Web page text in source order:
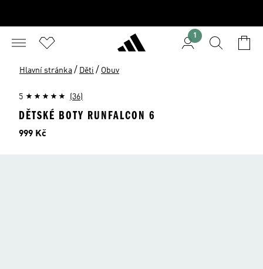
1
Hlavní stránka / Děti / Obuv
5 (36)
DĚTSKÉ BOTY RUNFALCON 6
Cena
999 Kč